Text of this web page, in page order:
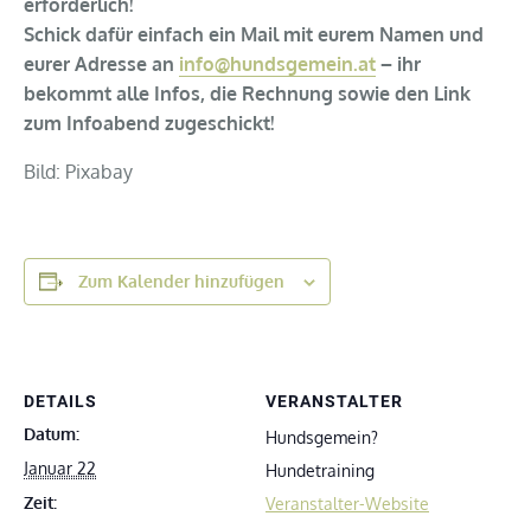
erforderlich!
Schick dafür einfach ein Mail mit eurem Namen und
eurer Adresse an info@hundsgemein.at – ihr
bekommt alle Infos, die Rechnung sowie den Link
zum Infoabend zugeschickt!
Bild: Pixabay
Zum Kalender hinzufügen
DETAILS
Datum:
Januar 22
Zeit:
VERANSTALTER
Hundsgemein?
Hundetraining
Veranstalter-Website